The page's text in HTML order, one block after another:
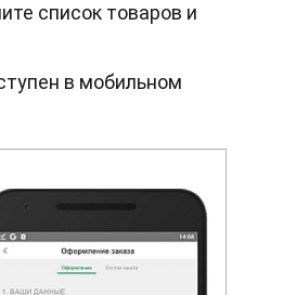
список товаров и
в мобильном